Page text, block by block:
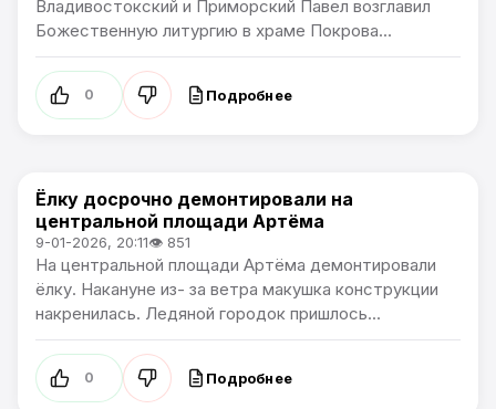
Владивостокский и Приморский Павел возглавил
Божественную литургию в храме Покрова...
0 Подробнее
Культура
Ёлку досрочно демонтировали на
центральной площади Артёма
9-01-2026, 20:11👁 851
На центральной площади Артёма демонтировали
ёлку. Накануне из- за ветра макушка конструкции
накренилась. Ледяной городок пришлось...
0 Подробнее